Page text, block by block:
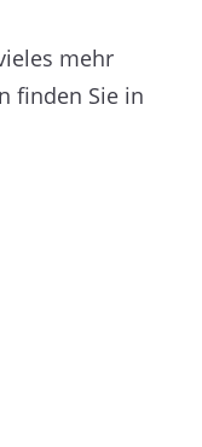
mehr
finden Sie in